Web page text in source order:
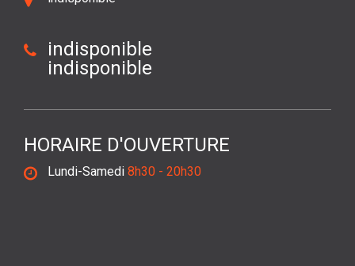
indisponible
indisponible
HORAIRE D'OUVERTURE
Lundi-Samedi 8h30 - 20h30